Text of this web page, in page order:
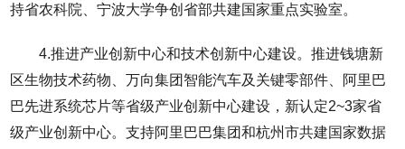
持省农科院、宁波大学争创省部共建国家重点实验室。
4.推进产业创新中心和技术创新中心建设。推进钱塘新
区生物技术药物、万向集团智能汽车及关键零部件、阿里巴
巴先进系统芯片等省级产业创新中心建设，新认定2~3家省
级产业创新中心。支持阿里巴巴集团和杭州市共建国家数据